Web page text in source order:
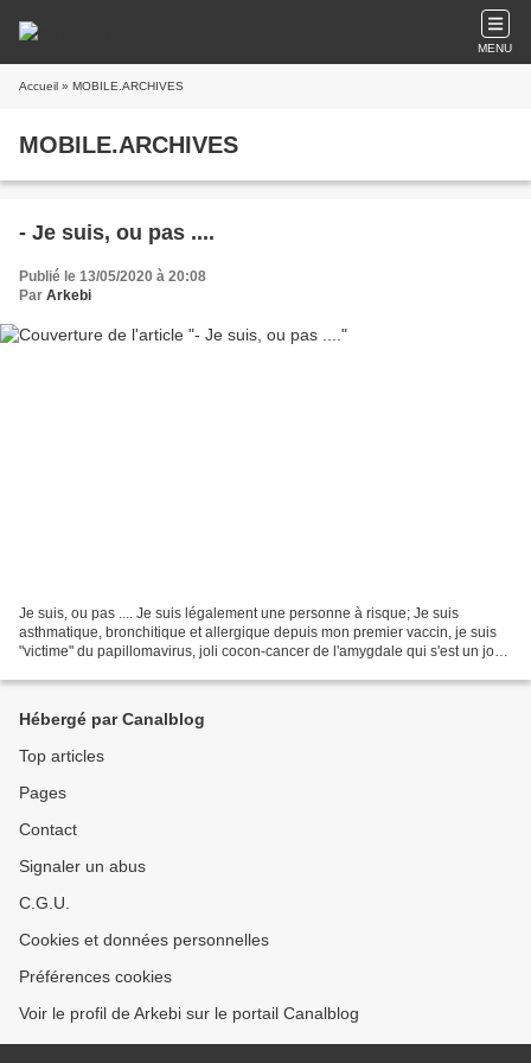
MENU
Accueil » MOBILE.ARCHIVES
MOBILE.ARCHIVES
- Je suis, ou pas ....
Publié le 13/05/2020 à 20:08
Par Arkebi
Je suis, ou pas .... Je suis légalement une personne à risque; Je suis
asthmatique, bronchitique et allergique depuis mon premier vaccin, je suis
"victime" du papillomavirus, joli cocon-cancer de l'amygdale qui s'est un jour
Hébergé par Canalblog
Top articles
Pages
Contact
Signaler un abus
C.G.U.
Cookies et données personnelles
Préférences cookies
Voir le profil de Arkebi sur le portail Canalblog